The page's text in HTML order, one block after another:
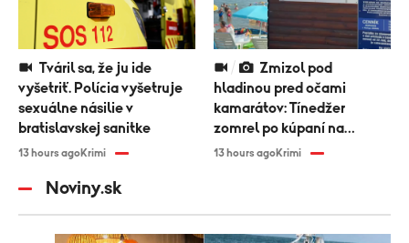
vyšetriť. Polícia vyšetruje
sexuálne násilie v
bratislavskej sanitke
13 hours agoKrimi
hladinou pred očami
kamarátov: Tínedžer
zomrel po kúpaní na
Zemplínskej šírave
13 hours agoKrimi
Noviny.sk